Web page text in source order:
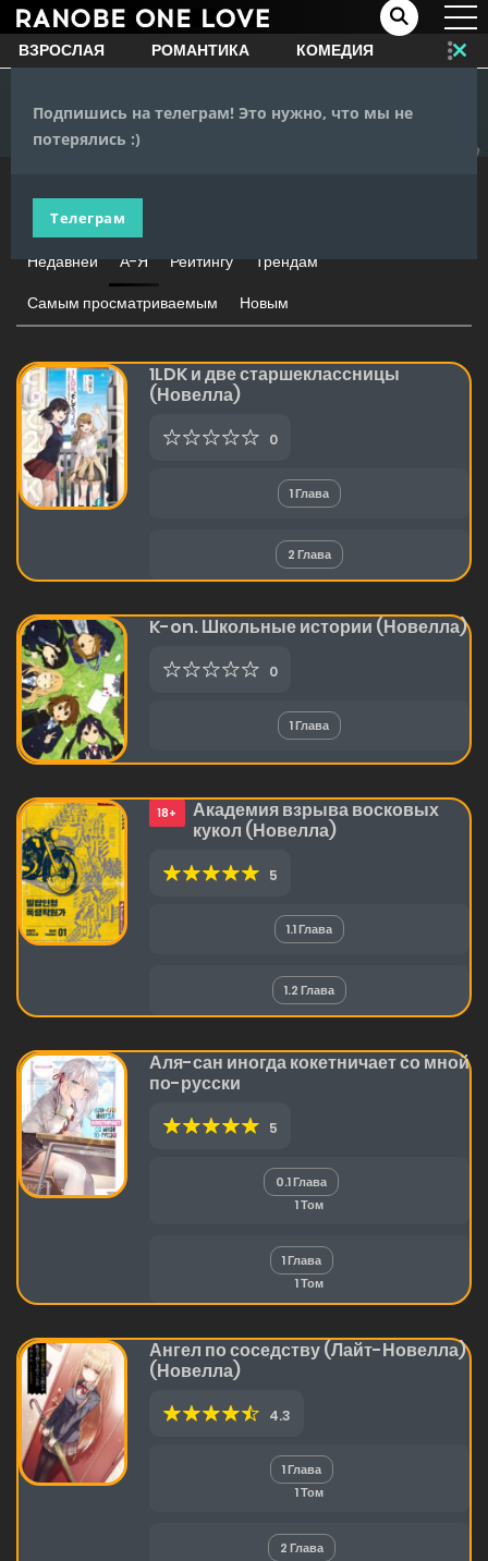
ВЗРОСЛАЯ РОМАНТИКА КОМЕДИЯ
ЖАНРЫ
55 ВЫДАЧИ
Недавней А-Я Рейтингу
Трендам
Самым просматриваемым
Новым
1LDK и две старшеклассницы
(Новелла)
0
1 Глава
2 Глава
K-on. Школьные истории (Новелла)
0
1 Глава
18+
Академия взрыва восковых
кукол (Новелла)
5
1.1 Глава
1.2 Глава
Аля-сан иногда кокетничает со мной
по-русски
5
0.1 Глава
1 Том
1 Глава
1 Том
Ангел по соседству (Лайт-Новелла)
(Новелла)
4.3
1 Глава
1 Том
2 Глава
Подпишись на телеграм! Это нужно, что мы не
потерялись :)
Телеграм